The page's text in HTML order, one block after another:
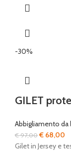
-30%
GILET
Abbigliamento da
€97,00Il
prezzo
€ 68,00
Gilet in Jersey e